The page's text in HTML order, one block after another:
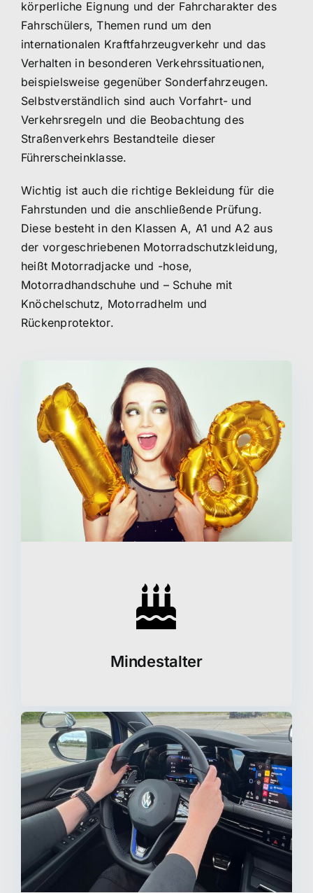
körperliche Eignung und der Fahrcharakter des
Fahrschülers, Themen rund um den
internationalen Kraftfahrzeugverkehr und das
Verhalten in besonderen Verkehrssituationen,
beispielsweise gegenüber Sonderfahrzeugen.
Selbstverständlich sind auch Vorfahrt- und
Verkehrsregeln und die Beobachtung des
Straßenverkehrs Bestandteile dieser
Führerscheinklasse.
Wichtig ist auch die richtige Bekleidung für die
Fahrstunden und die anschließende Prüfung.
Diese besteht in den Klassen A, A1 und A2 aus
der vorgeschriebenen Motorradschutzkleidung,
heißt Motorradjacke und -hose,
Motorradhandschuhe und – Schuhe mit
Knöchelschutz, Motorradhelm und
Rückenprotektor.
Mindestalter